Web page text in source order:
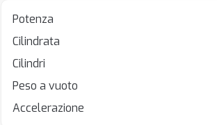
Potenza
Cilindrata
Cilindri
Peso a vuoto
Accelerazione